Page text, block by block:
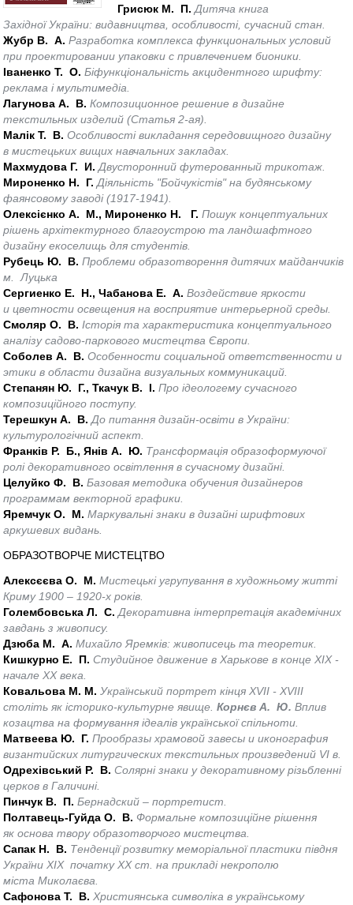
Грисюк М. П. Дитяча книга
Західної України: видавництва, особливості, сучасний стан.
Жубр В. А. Разработка комплекса функциональных условий
при проектировании упаковки с привлечением бионики.
Іваненко Т. О. Біфункціональність акцидентного шрифту:
реклама і мультимедіа.
Лагунова А. В. Композиционное решение в дизайне
текстильных изделий (Статья 2-ая).
Малік Т. В. Особливості викладання середовищного дизайну
в мистецьких вищих навчальних закладах.
Махмудова Г. И. Двусторонний футерованный трикотаж.
Мироненко Н. Г. Діяльність "Бойчукістів" на будянському
фаянсовому заводі (1917-1941).
Олексієнко А. М., Мироненко Н. Г. Пошук концептуальних
рішень архітектурного благоустрою та ландшафтного
дизайну екоселищь для студентів.
Рубець Ю. В. Проблеми образотворення дитячих майданчиків
м. Луцька
Сергиенко Е. Н., Чабанова Е. А. Воздействие яркости
и цветности освещения на восприятие интерьерной среды.
Смоляр О. В. Історія та характеристика концептуального
аналізу садово-паркового мистецтва Європи.
Соболев А. В. Особенности социальной ответственности и
этики в области дизайна визуальных коммуникаций.
Степанян Ю. Г., Ткачук В. І. Про ідеологему сучасного
композиційного поступу.
Терешкун А. В. До питання дизайн-освіти в України:
культурологічний аспект.
Франків Р. Б., Янів А. Ю. Трансформація образоформуючої
ролі декоративного освітлення в сучасному дизайні.
Целуйко Ф. В. Базовая методика обучения дизайнеров
программам векторной графики.
Яремчук О. М. Маркувальні знаки в дизайні шрифтових
аркушевих видань.
ОБРАЗОТВОРЧЕ МИСТЕЦТВО
Алексєєва О. М. Мистецькі угрупування в художньому житті
Криму 1900 – 1920-х років.
Голембовська Л. С. Декоративна інтерпретація академічних
завдань з живопису.
Дзюба М. А. Михайло Яремків: живописець та теоретик.
Кишкурно Е. П. Студийное движение в Харькове в конце XIX -
начале ХХ века.
Ковальова М. М. Український портрет кінця XVII - XVIII
століть як історико-культурне явище.Корнєв А. Ю. Вплив
козацтва на формування ідеалів української спільноти.
Матвеева Ю. Г. Прообразы храмовой завесы и иконография
византийских литургических текстильных произведений VI в.
Одрехівський Р. В. Солярні знаки у декоративному різьбленні
церков в Галичині.
Пинчук В. П. Бернадский – портретист.
Полтавець-Гуйда О. В. Формальне композиційне рішення
як основа твору образотворчого мистецтва.
Сапак Н. В. Тенденції розвитку меморіальної пластики півдня
України ХІХ початку ХХ ст. на прикладі некрополю
міста Миколаєва.
Сафонова Т. В. Християнська символіка в українському